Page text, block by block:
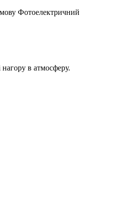
Фотоелектричний
нагору в атмосферу.